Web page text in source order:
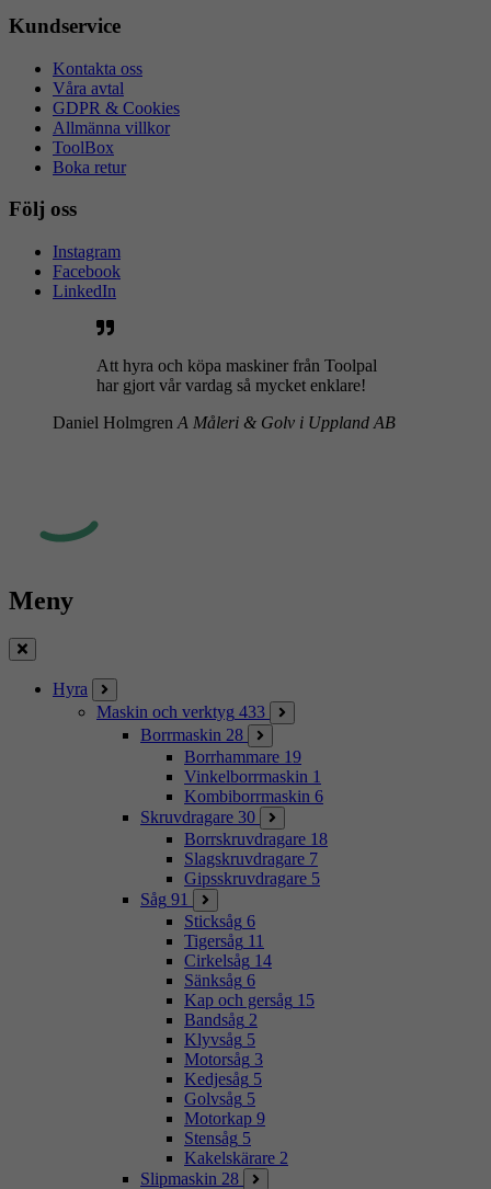
Kundservice
Kontakta oss
Våra avtal
GDPR & Cookies
Allmänna villkor
ToolBox
Boka retur
Följ oss
Instagram
Facebook
LinkedIn
Att hyra och köpa maskiner från Toolpal
har gjort vår vardag så mycket enklare!
Daniel Holmgren A Måleri & Golv i Uppland AB
Meny
Stäng
Hyra
Maskin och verktyg 433
Borrmaskin 28
Borrhammare 19
Vinkelborrmaskin 1
Kombiborrmaskin 6
Skruvdragare 30
Borrskruvdragare 18
Slagskruvdragare 7
Gipsskruvdragare 5
Såg 91
Sticksåg 6
Tigersåg 11
Cirkelsåg 14
Sänksåg 6
Kap och gersåg 15
Bandsåg 2
Klyvsåg 5
Motorsåg 3
Kedjesåg 5
Golvsåg 5
Motorkap 9
Stensåg 5
Kakelskärare 2
Slipmaskin 28